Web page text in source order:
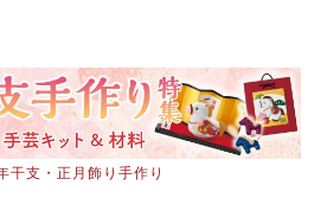
干支・正月飾り手作り